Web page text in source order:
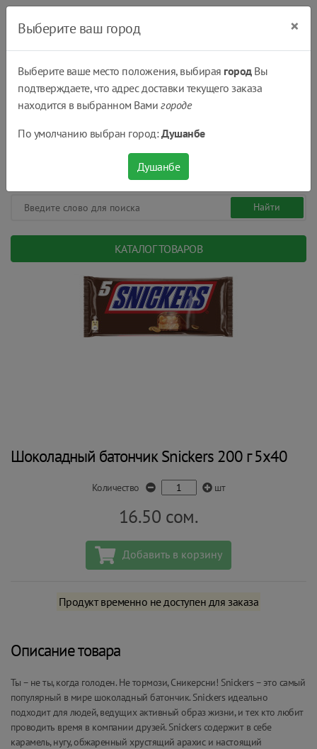
КАТАЛОГ ТОВАРОВ
Шоколадный батончик Snickers 200 г 5х40
Количество шт
16.50 сом.
Добавить в корзину
Продукт временно не доступен для заказа
Описание товара
Ты – не ты, когда голоден. Не тормози, Сникерсни! Snickers – это самый
популярный в мире шоколадный батончик. Snickers идеально
подходит для людей, ведущих активный образ жизни, и тех кто любит
проводить время в компании друзей. Snickers содержит в себе
карамель, нугу, обжаренный хрустящий арахис и настоящий
Выберите ваш город ×
Выберите ваше место положения, выбирая городВы
подтверждаете, что адрес доставки текущего заказа
находится в выбранном Вамигороде
По умолчанию выбран город:Душанбе
Душанбе